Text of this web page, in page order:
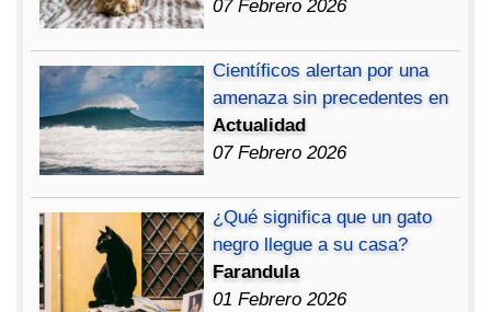
07 Febrero 2026
Científicos alertan por una
amenaza sin precedentes en
Actualidad
07 Febrero 2026
¿Qué significa que un gato
negro llegue a su casa?
Farandula
01 Febrero 2026